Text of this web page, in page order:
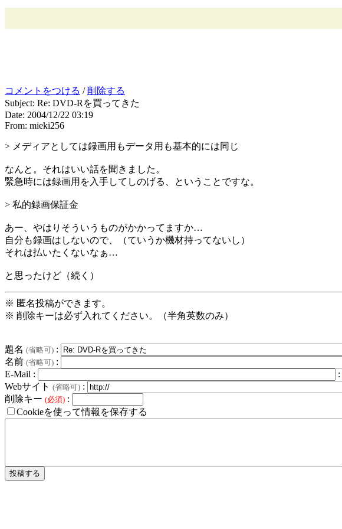
コメントをつける /削除する
Subject: Re: DVD-Rを買ってきた
Date: 2004/12/22 03:19
From: mieki256
> メディアとしては録画用もデータ用も基本的には同じ
なんと。それはいい話を聞きました。
緊急時には録画用を入手してしのげる、ということですな。
> 私的録画保証金
あー、やはりそういうものがかかってますか…
自分も録画はしないので、（ていうか機材持ってないし）
それは払いたくないなぁ…
と思ったけど（続く）
※ 匿名投稿ができます。
※ 削除キーは必ず入れてください。（半角英数のみ）
題名 (省略可) :
名前 (省略可) :
E-Mail :
:
Webサイト (省略可) :
削除キー (必須) :
Cookieを使って情報を保存する